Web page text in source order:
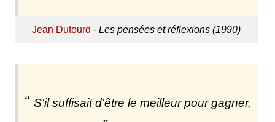
Jean Dutourd -Les pensées et réflexions (1990)
S'il suffisait d'être le meilleur pour gagner,